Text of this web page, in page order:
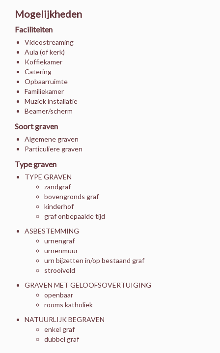
Mogelijkheden
Faciliteiten
Videostreaming
Aula (of kerk)
Koffiekamer
Catering
Opbaarruimte
Familiekamer
Muziek installatie
Beamer/scherm
Soort graven
Algemene graven
Particuliere graven
Type graven
TYPE GRAVEN
zandgraf
bovengronds graf
kinderhof
graf onbepaalde tijd
ASBESTEMMING
urnengraf
urnenmuur
urn bijzetten in/op bestaand graf
strooiveld
GRAVEN MET GELOOFSOVERTUIGING
openbaar
rooms katholiek
NATUURLIJK BEGRAVEN
enkel graf
dubbel graf